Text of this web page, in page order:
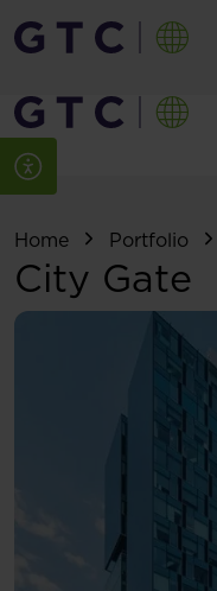
Home Portfolio
City Gate